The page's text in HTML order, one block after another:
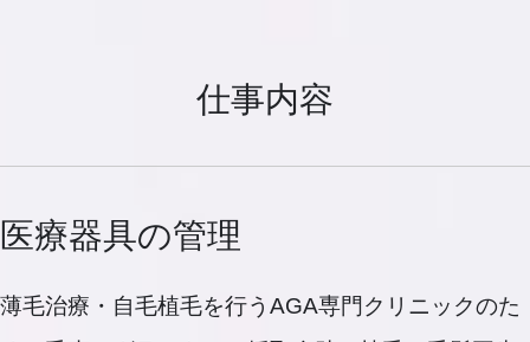
仕事内容
医療器具の管理
薄毛治療・自毛植毛を行うAGA専門クリニックのた